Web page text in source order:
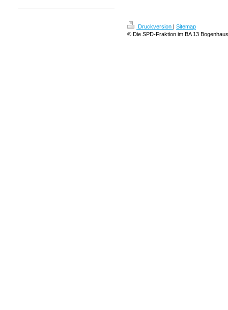
Druckversion | Sitemap
© Die SPD-Fraktion im BA 13